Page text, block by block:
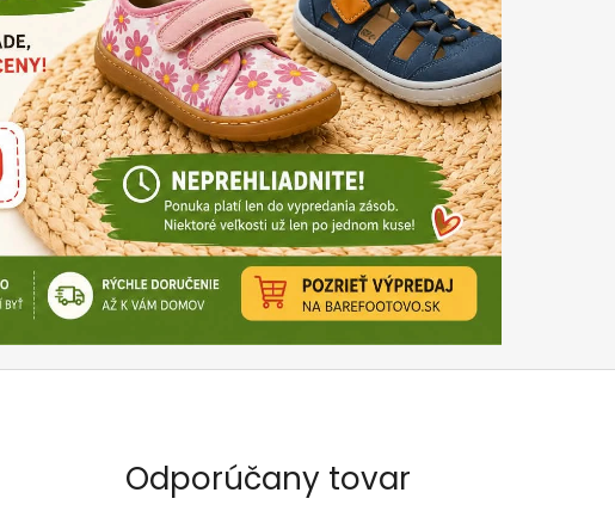
Odporúčany tovar